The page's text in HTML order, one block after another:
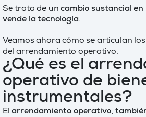
Se trata de un cambio sustancial en
vende la tecnología.
Veamos ahora cómo se articulan
del arrendamiento operativo.
¿Qué es el
operativo de
instrumentales?
El arrendamiento operativo,